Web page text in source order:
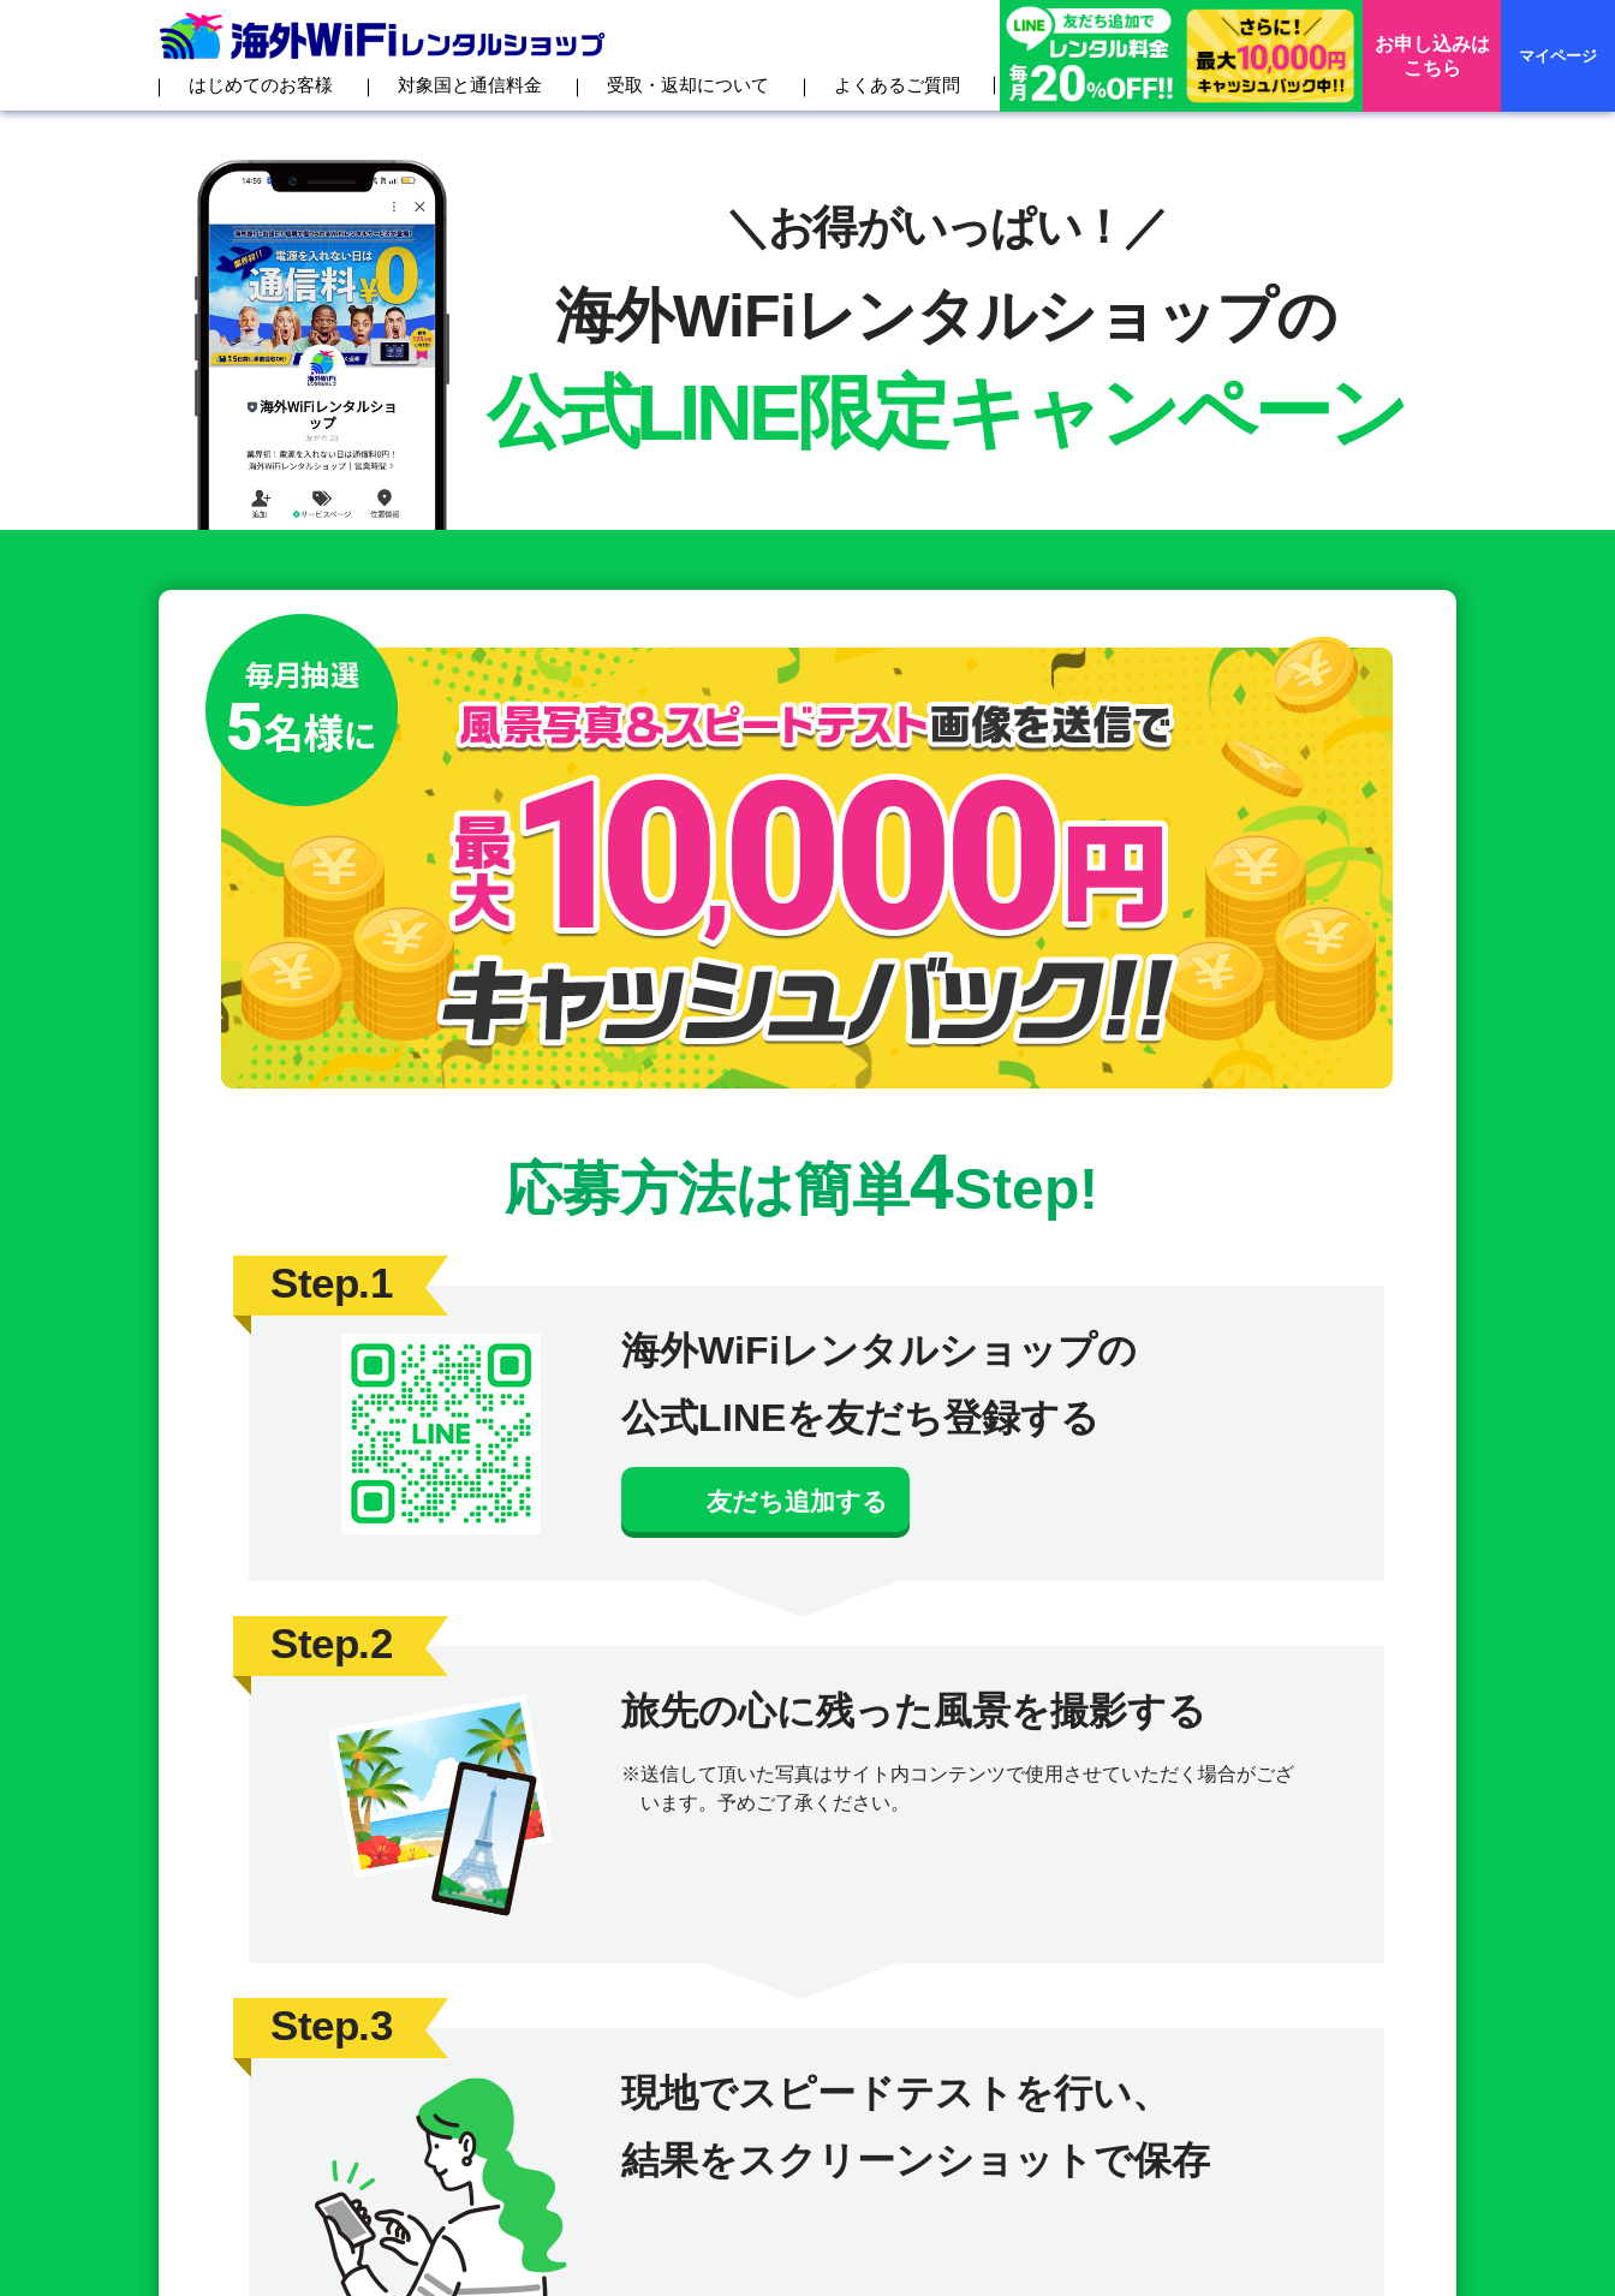
はじめてのお客様 対象国と通信料金 受取・返却について よくあるご質問
お申し込みは
こちら
マイページ
＼お得がいっぱい！／
海外WiFiレンタルショップの
公式LINE限定キャンペーン
応募方法は簡単4Step!
Step.1
海外WiFiレンタルショップの
公式LINEを友だち登録する
友だち追加する
Step.2
旅先の心に残った風景を撮影する
※送信して頂いた写真はサイト内コンテンツで使用させていただく場合がござ
います。予めご了承ください。
Step.3
現地でスピードテストを行い、
結果をスクリーンショットで保存